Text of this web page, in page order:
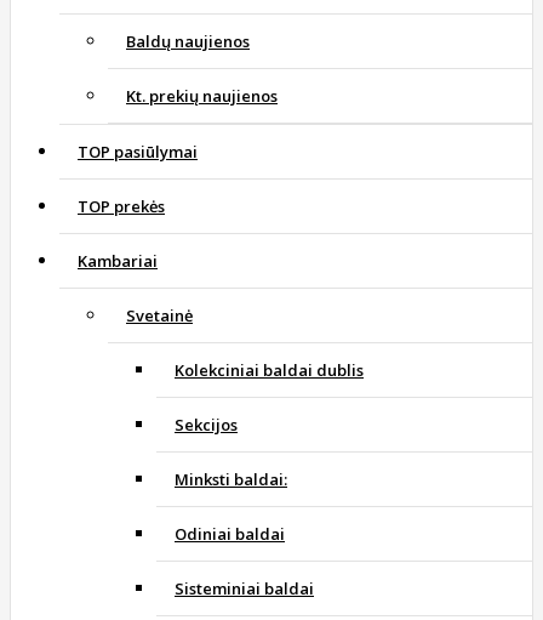
Baldų naujienos
Kt. prekių naujienos
TOP pasiūlymai
TOP prekės
Kambariai
Svetainė
Kolekciniai baldai dublis
Sekcijos
Minksti baldai:
Odiniai baldai
Sisteminiai baldai